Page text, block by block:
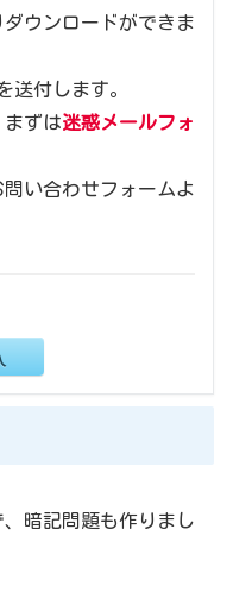
ウンロードができま
送付します。
ずは迷惑メールフォ
い合わせフォームよ
暗記問題も作りまし